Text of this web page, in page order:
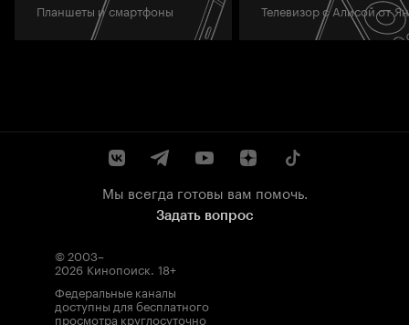
Планшеты и смартфоны Телевизор с Алисой от
Мы всегда готовы вам помочь.
Задать вопрос
© 2003–
2026 Кинопоиск. 18+
Федеральные каналы
доступны для бесплатного
просмотра круглосуточно